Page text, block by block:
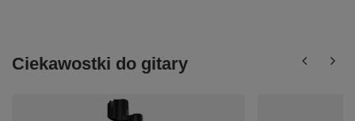
Ciekawostki do gitary